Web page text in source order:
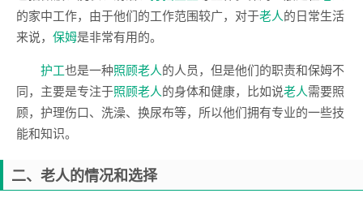
的家中工作，由于他们的工作范围较广，对于老人的日常生活
来说， 保姆是非常有用的。
护工也是一种照顾老人的人员，但是他们的职责和保姆不
同，主要是专注于照顾老人的身体和健康，比如说老人需要照
顾，护理伤口、洗澡、换尿布等，所以他们拥有专业的一些技
能和知识。
二、老人的情况和选择